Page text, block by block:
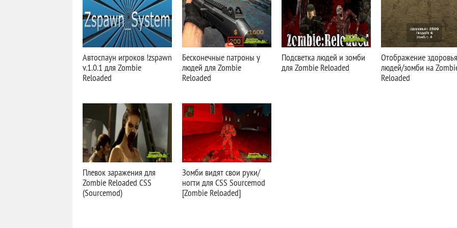
Автоспаун игроков !zspawn
v.1.0.1 для Zombie
Reloaded
Бесконечные патроны у
людей для Zombie
Reloaded
Подсветка людей и зомби
для Zombie Reloaded
Отображение
людей/зомби на
Reloaded
Плевок заражения для
Zombie Reloaded CSS
(Sourcemod)
Зомби видят свои руки/
ногти для CSS Sourcemod
[Zombie Reloaded]